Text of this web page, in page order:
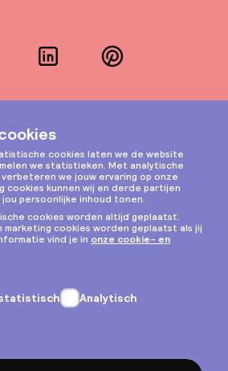
LinkedInPinterest
Instagram
Privacy & cookies
voorwaarden